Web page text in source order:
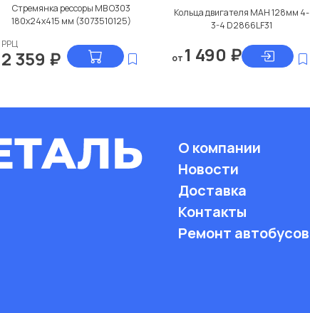
Стремянка рессоры МВ О303
180x24x415 мм (3073510125)
РРЦ
2 359 ₽
Кольца двигателя МАН 128мм 4-
3-4 D2866LF31
от 1 490 ₽
О компании
Новости
Доставка
Контакты
Ремонт автобусов